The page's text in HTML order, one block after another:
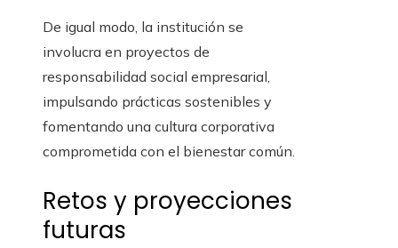
De igual modo, la institución se
involucra en proyectos de
responsabilidad social empresarial,
impulsando prácticas sostenibles y
fomentando una cultura corporativa
comprometida con el bienestar común.
Retos y proyecciones
futuras